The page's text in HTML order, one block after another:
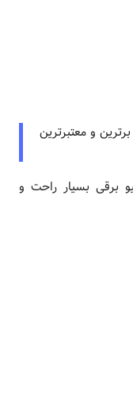
و معتبرترین
برقی بسیار راحت و